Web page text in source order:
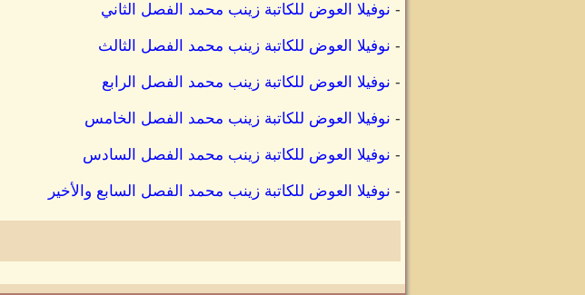
- نوفيلا العوض للكاتبة زينب محمد الفصل الثاني
- نوفيلا العوض للكاتبة زينب محمد الفصل الثالث
- نوفيلا العوض للكاتبة زينب محمد الفصل الرابع
- نوفيلا العوض للكاتبة زينب محمد الفصل الخامس
- نوفيلا العوض للكاتبة زينب محمد الفصل السادس
- نوفيلا العوض للكاتبة زينب محمد الفصل السابع والأخير